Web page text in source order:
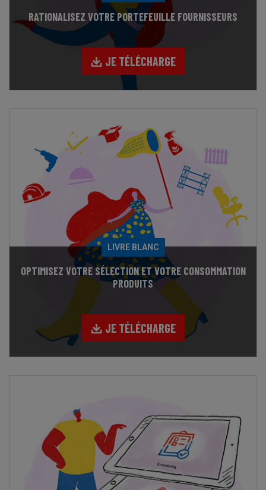
RATIONALISEZ VOTRE PORTEFEUILLE FOURNISSEURS
JE TÉLÉCHARGE
LIVRE BLANC
OPTIMISEZ VOTRE SÉLECTION ET VOTRE CONSOMMATION
PRODUITS
JE TÉLÉCHARGE